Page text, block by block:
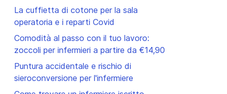
La cuffietta di cotone per la sala
operatoria e i reparti Covid
Comodità al passo con il tuo lavoro:
zoccoli per infermieri a partire da €14,90
Puntura accidentale e rischio di
sieroconversione per l'infermiere